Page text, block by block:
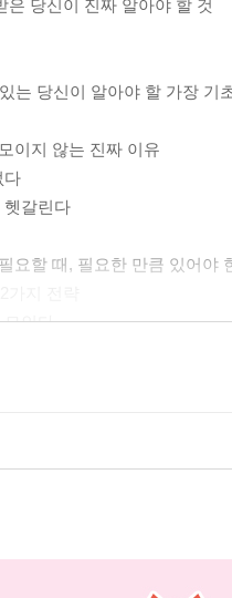
은 당신이 진짜 알아야 할 것
는 당신이 알아야 할 가장 기
이지 않는 진짜 이유
다
헷갈린다
요할 때, 필요한 만큼 있어야
모인다
하는 단계별 돈 관리 실천법
정해드립니다
금부터 모을까
통장 쪼개기